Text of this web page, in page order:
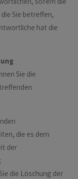
Sie betreffen,
hat die
Sie die
die es dem
der
die Löschung der